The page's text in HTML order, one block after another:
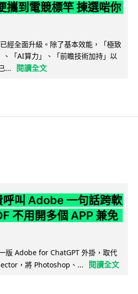
到電競標竿 揀選啱你
經全面升級。除了基本效能，「極致
「AI算力」、「前瞻技術加持」以
...
閱讀全文
叫 Adobe 一句話跨軟
不用開多個 APP 兼免
版 Adobe for ChatGPT 外掛，取代
，將 Photoshop、...
閱讀全文